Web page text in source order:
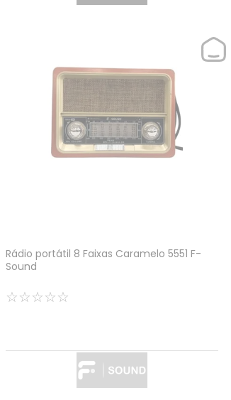
Rádio portátil 8 Faixas Caramelo 5551 F-
Sound
☆☆☆☆☆